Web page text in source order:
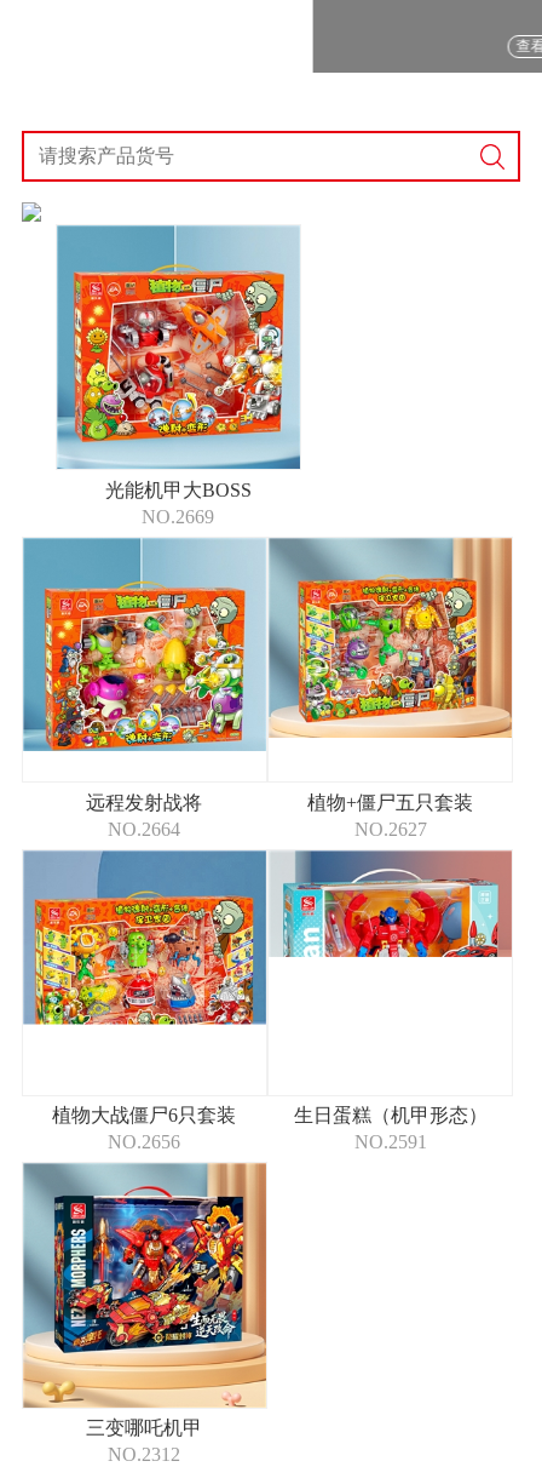
查
光能机甲大BOSS
NO.2669
远程发射战将
NO.2664
植物+僵尸五只套装
NO.2627
植物大战僵尸6只套装
NO.2656
生日蛋糕（机甲形态）
NO.2591
三变哪吒机甲
NO.2312